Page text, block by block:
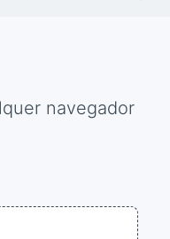
navegador